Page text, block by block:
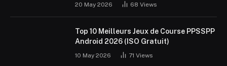
20 May 2026 68 Views
Top 10 Meilleurs Jeux de Course PPSSPP
Android 2026 (ISO Gratuit)
10 May 2026 71 Views